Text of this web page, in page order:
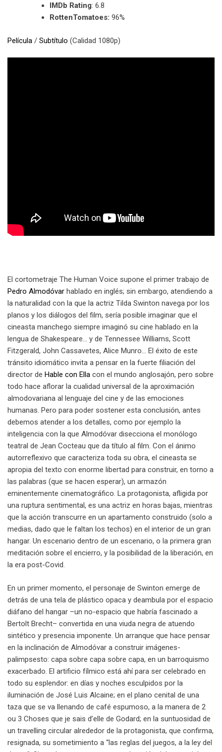
IMDb Rating: 6.8
RottenTomatoes: 96%
Película / Subtítulo (Calidad 1080p)
El cortometraje The Human Voice supone el primer trabajo de
Pedro Almodóvar hablado en inglés; sin embargo, atendiendo a
la naturalidad con la que la actriz Tilda Swinton navega por los
planos y los diálogos del film, sería posible imaginar que el
cineasta manchego siempre imaginó su cine hablado en la
lengua de Shakespeare… y de Tennessee Williams, Scott
Fitzgerald, John Cassavetes, Alice Munro… El éxito de este
tránsito idiomático invita a pensar en la fuerte filiación del
director de Hable con Ella con el mundo anglosajón, pero sobre
todo hace aflorar la cualidad universal de la aproximación
almodovariana al lenguaje del cine y de las emociones
humanas. Pero para poder sostener esta conclusión, antes
debemos atender a los detalles, como por ejemplo la
inteligencia con la que Almodóvar disecciona el monólogo
teatral de Jean Cocteau que da título al film. Con el ánimo
autorreflexivo que caracteriza toda su obra, el cineasta se
apropia del texto con enorme libertad para construir, en torno a
las palabras (que se hacen esperar), un armazón
eminentemente cinematográfico. La protagonista, afligida por
una ruptura sentimental, es una actriz en horas bajas, mientras
que la acción transcurre en un apartamento construido (solo a
medias, dado que le faltan los techos) en el interior de un gran
hangar. Un escenario dentro de un escenario, o la primera gran
meditación sobre el encierro, y la posibilidad de la liberación, en
la era post-Covid.
En un primer momento, el personaje de Swinton emerge de
detrás de una tela de plástico opaca y deambula por el espacio
diáfano del hangar –un no-espacio que habría fascinado a
Bertolt Brecht– convertida en una viuda negra de atuendo
sintético y presencia imponente. Un arranque que hace pensar
en la inclinación de Almodóvar a construir imágenes-
palimpsesto: capa sobre capa sobre capa, en un barroquismo
exacerbado. El artificio fílmico está ahí para ser celebrado en
todo su esplendor: en días y noches esculpidos por la
iluminación de José Luis Alcaine; en el plano cenital de una
taza que se va llenando de café espumoso, a la manera de 2
ou 3 Choses que je sais d’elle de Godard; en la suntuosidad de
un travelling circular alrededor de la protagonista, que confirma,
resignada, su sometimiento a “las reglas del juegos, a la ley del